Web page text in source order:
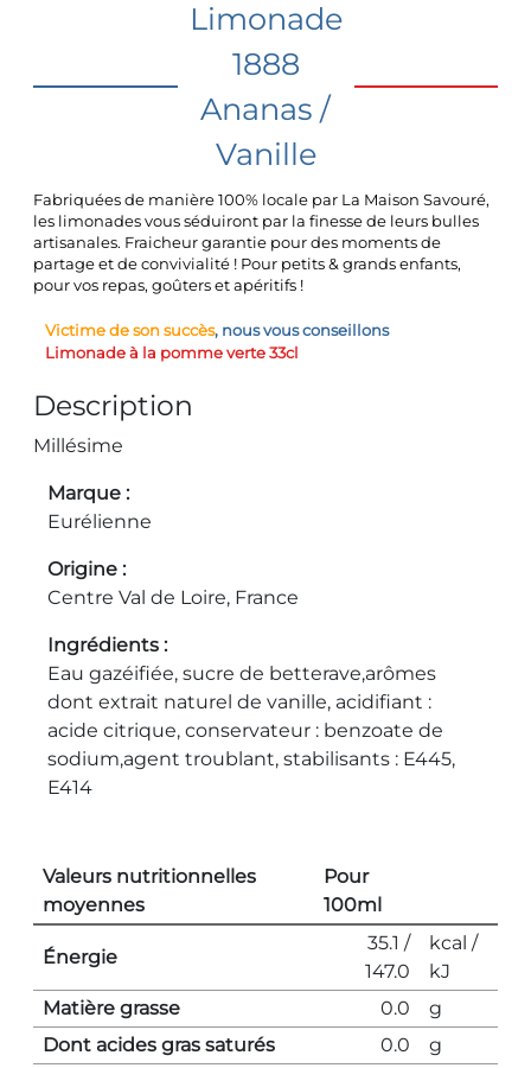
Limonade
1888
Ananas /
Vanille
Fabriquées de manière 100% locale par La Maison Savouré,
les limonades vous séduiront par la finesse de leurs bulles
artisanales. Fraicheur garantie pour des moments de
partage et de convivialité ! Pour petits & grands enfants,
pour vos repas, goûters et apéritifs !
Victime de son succès, nous vous conseillons
Limonade à la pomme verte 33cl
Description
Millésime
Marque
Eurélienne
Origine
Centre Val de Loire, France
Ingrédients
Eau gazéifiée, sucre de betterave,arômes
dont extrait naturel de vanille, acidifiant :
acide citrique, conservateur : benzoate de
sodium,agent troublant, stabilisants : E445,
E414
Valeurs nutritionnelles
moyennes
Pour
100ml
Énergie
35.1 /
147.0
kcal /
kJ
Matière grasse
0.0
g
Dont acides gras saturés
0.0
g